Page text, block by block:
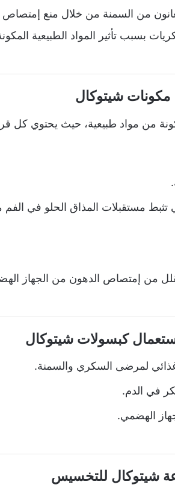
من السمنة من خلال منع إمتصاص
بسبب تأثير المواد الطبيعية
مكونات شيتوكال
من مواد طبيعية، حيث يحتوي كل
تثبط مستقبلات المذاق الحلو في
كبسولات شيتوكال
لمرضى السكري والسمنة.
في الدم.
الهضمي.
شيتوكال للتخسيس